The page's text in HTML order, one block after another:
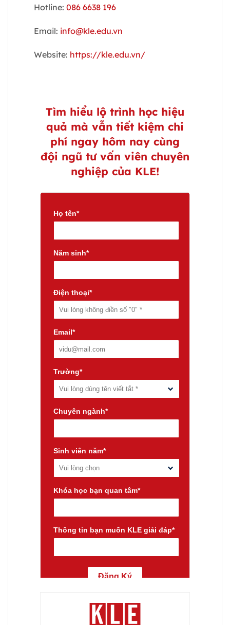
Hotline: 086 6638 196
Email: info@kle.edu.vn
Website: https://kle.edu.vn/
Tìm hiểu lộ trình học hiệu
quả mà vẫn tiết kiệm chi
phí ngay hôm nay cùng
đội ngũ tư vấn viên chuyên
nghiệp của KLE!